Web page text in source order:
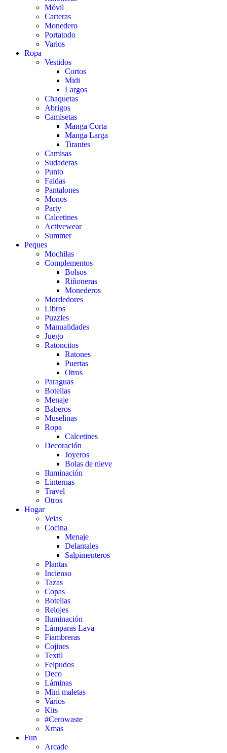
Móvil
Carteras
Monedero
Portatodo
Varios
Ropa
Vestidos
Cortos
Midi
Largos
Chaquetas
Abrigos
Camisetas
Manga Corta
Manga Larga
Tirantes
Camisas
Sudaderas
Punto
Faldas
Pantalones
Monos
Party
Calcetines
Activewear
Summer
Peques
Mochilas
Complementos
Bolsos
Riñoneras
Monederos
Mordedores
Libros
Puzzles
Manualidades
Juego
Ratoncitos
Ratones
Puertas
Otros
Paraguas
Botellas
Menaje
Baberos
Muselinas
Ropa
Calcetines
Decoración
Joyeros
Bolas de nieve
Iluminación
Linternas
Travel
Otros
Hogar
Velas
Cocina
Menaje
Delantales
Salpimenteros
Plantas
Incienso
Tazas
Copas
Botellas
Relojes
Iluminación
Lámparas Lava
Fiambreras
Cojines
Textil
Felpudos
Deco
Láminas
Mini maletas
Varios
Kits
#Cerowaste
Xmas
Fun
Arcade